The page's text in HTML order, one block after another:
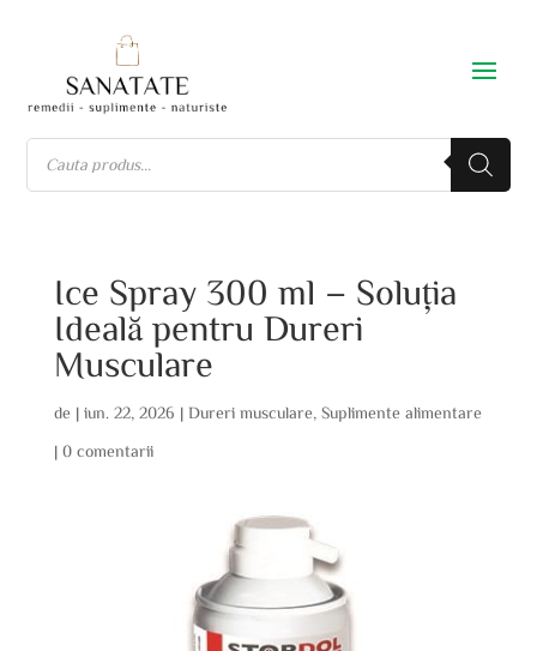
Ice Spray 300 ml – Soluția
Ideală pentru Dureri
Musculare
de | iun. 22, 2026 | Dureri musculare, Suplimente alimentare
| 0 comentarii